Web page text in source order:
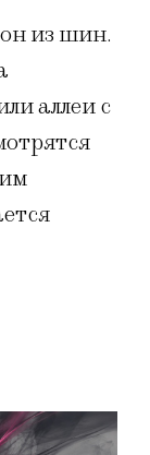
из шин.
аллеи с